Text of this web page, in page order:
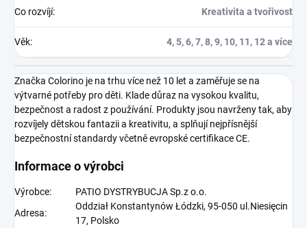
Co rozvíjí: Kreativita a tvořivost
Věk: 4, 5, 6, 7, 8, 9, 10, 11, 12 a více
Značka Colorino je na trhu více než 10 let a zaměřuje se na
výtvarné potřeby pro děti. Klade důraz na vysokou kvalitu,
bezpečnost a radost z používání. Produkty jsou navrženy tak, aby
rozvíjely dětskou fantazii a kreativitu, a splňují nejpřísnější
bezpečnostní standardy včetně evropské certifikace CE.
Informace o výrobci
Výrobce:
PATIO DYSTRYBUCJA Sp.z o.o.
Adresa:
Oddział Konstantynów Łódzki, 95-050 ul.Niesięcin
17, Polsko